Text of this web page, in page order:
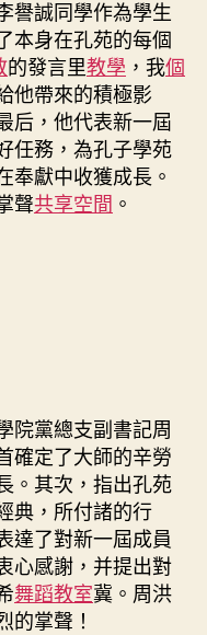
譽誠同學作為學生
本身在孔苑的每個
的發言里教學 ，我個
他帶來的積極影
后，他代表新一屆
任務，為孔子學苑
奉獻中收獲成長。
聲共享空間 。
院黨總支副書記周
確定了大師的辛勞
。其次，指出孔苑
典，所付諸的行
達了對新一屆成員
心感謝，并提出對
舞蹈教室冀。周洪
的掌聲！